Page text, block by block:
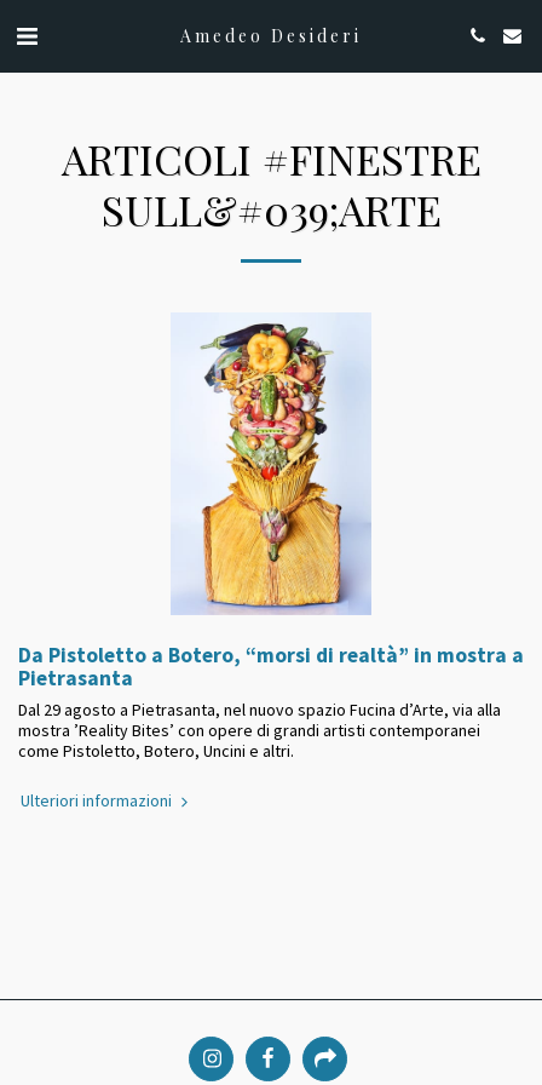
Amedeo Desideri
ARTICOLI #FINESTRE
SULL&#039;ARTE
Da Pistoletto a Botero, “morsi di realtà” in mostra a
Pietrasanta
Dal 29 agosto a Pietrasanta, nel nuovo spazio Fucina d’Arte, via alla
mostra ’Reality Bites’ con opere di grandi artisti contemporanei
come Pistoletto, Botero, Uncini e altri.
Ulteriori informazioni